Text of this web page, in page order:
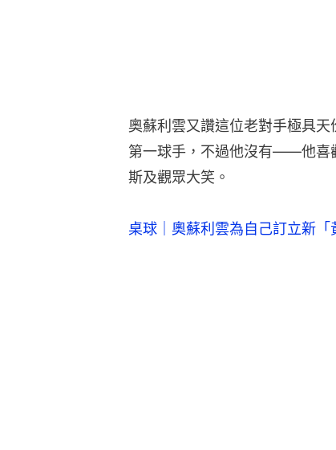
奧蘇利雲又讚這位老對手極具
第一球手，不過他沒有——他喜
斯及觀眾大笑。
桌球｜奧蘇利雲為自己訂立新